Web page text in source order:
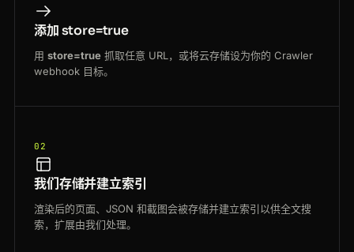
添加 store=true
用 store=true 抓取任意 URL，或将云存储设为你的 Crawler
webhook 目标。
02
我们存储并建立索引
渲染后的页面、JSON 和截图会被存储并建立索引以供全文搜
索，扩展由我们处理。